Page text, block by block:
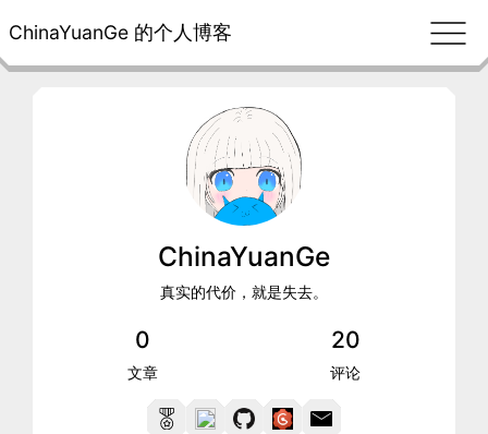
ChinaYuanGe 的个人博客
ChinaYuanGe
真实的代价，就是失去。
0
文章
20
评论